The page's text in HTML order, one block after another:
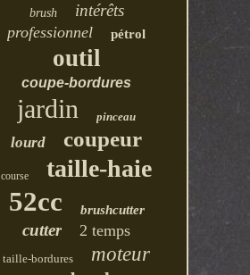
brush intérêts
professionnel pétrol
outil
coupe-bordures
jardin pinceau
lourd coupeur
course taille-haie
52cc brushcutter
cutter 2 temps
taille-bordures moteur